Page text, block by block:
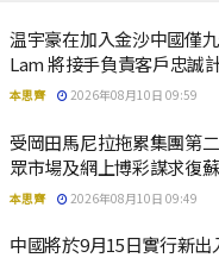
温宇豪在加入金沙中國僅
Lam 將接手負責客戶忠誠
本思齊 2026年08月10日 09:59
受岡田馬尼拉拖累集團第
眾市場及網上博彩謀求復蘇
本思齊 2026年08月10日 09:49
中國將於9月15日實行新出